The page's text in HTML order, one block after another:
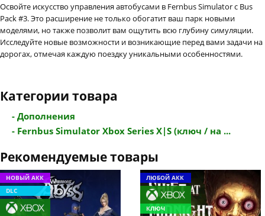
Освойте искусство управления автобусами в Fernbus Simulator с Bus
Pack #3. Это расширение не только обогатит ваш парк новыми
моделями, но также позволит вам ощутить всю глубину симуляции.
Исследуйте новые возможности и возникающие перед вами задачи на
дорогах, отмечая каждую поездку уникальными особенностями.
Категории товара
- Дополнения
- Fernbus Simulator Xbox Series X|S (ключ / на ...
Рекомендуемые товары
НОВЫЙ АКК
DLC
ЛЮБОЙ АКК
КЛЮЧ